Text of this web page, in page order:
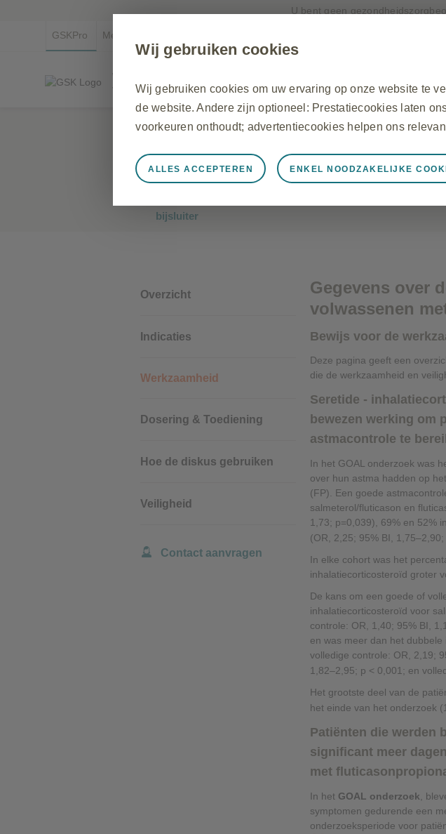
U bent geen
GSKPro Medical Affairs
www.gskpro.com/nl-be
Voor gezondheidszorgbeoefenaars
Seretide
salmeterol / fluticasonpropionaat
Dosis aërosol - Patiënten bijsluiter
Diskus -
bijsluiter
Overzicht
Indicaties
Werkzaamheid
Dosering & Toediening
Hoe de diskus gebruiken
Veiligheid
Contact aanvragen
Gegevens over
volwassenen
Bewijs voor de
Deze pagina geeft een
die de werkzaamheid en
Seretide -
bewezen werking om
astmacontrole te
In het GOAL onderzoek was
over hun astma hadden op
(FP). Een goede
salmeterol/fluticason en
1,73; p=0,039), 69% en 52%
(OR, 2,25; 95% BI,
In elke cohort was het
inhalatiecorticosteroïd groter
De kans om een goede of
inhalatiecorticosteroïd voor
controle: OR, 1,40; 95% BI,
en was meer dan het
volledige controle: OR, 2,19;
1,82–2,95; p < 0,001; en
Het grootste deel van de
het einde van het onderzoek
Patiënten die werden
significant meer
met
In het GOAL onderzoek ,
symptomen gedurende een
onderzoeksperiode voor
Wij gebruiken cookies
Wij gebruiken cookies om uw ervaring op onze website te
de website. Andere zijn optioneel: Prestatiecookies laten
voorkeuren onthoudt; advertentiecookies helpen ons
Altijd actief Strikt noodzakelijke cookies
Noodzakelijk voor de juiste werking van de website, zoals
cookie- en tagvoorkeuren en het beschermen van de
de website zullen dan niet werken. Deze cookies slaan
Advertentiecookies
ENKEL NOODZAKELIJKE
ALLES ACCEPTEREN